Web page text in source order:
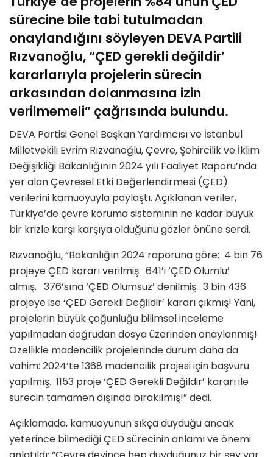
sürecine bile tabi tutulmadan
onaylandığını söyleyen DEVA Partili
Rızvanoğlu, “ÇED gerekli değildir’
kararlarıyla projelerin sürecin
arkasından dolanmasına izin
verilmemeli” çağrısında bulundu.
DEVA Partisi Genel Başkan Yardımcısı ve İstanbul
Milletvekili Evrim Rızvanoğlu, Çevre, Şehircilik ve İklim
Değişikliği Bakanlığının 2024 yılı Faaliyet Raporu’nda
yer alan Çevresel Etki Değerlendirmesi (ÇED)
verilerini kamuoyuyla paylaştı. Açıklanan veriler,
Türkiye’de çevre koruma sisteminin ne kadar büyük
bir krizle karşı karşıya olduğunu gözler önüne serdi.
Rızvanoğlu, “Bakanlığın 2024 raporuna göre: 4 bin 76
projeye ÇED kararı verilmiş. 641’i ‘ÇED Olumlu’
almış. 376’sına ‘ÇED Olumsuz’ denilmiş. 3 bin 436
projeye ise ‘ÇED Gerekli Değildir’ kararı çıkmış! Yani,
projelerin büyük çoğunluğu bilimsel inceleme
yapılmadan doğrudan dosya üzerinden onaylanmış!
Özellikle madencilik projelerinde durum daha da
vahim: 2024’te 1368 madencilik projesi için başvuru
yapılmış. 1153 proje ‘ÇED Gerekli Değildir’ kararı ile
sürecin tamamen dışında bırakılmış!” dedi.
Açıklamada, kamuoyunun sıkça duyduğu ancak
yeterince bilmediği ÇED sürecinin anlamı ve önemi